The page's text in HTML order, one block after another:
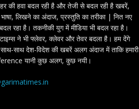
की हवा बदल रही है और तेजी से बदल रही है खबरें,
लिखने का अंदाज, प्रस्तुति का तरीका | नित नए
रहा है। तकनीकी युग में मीडिया भी बदल रहा है।
टाइम्स ने भी फ्लेवर, क्लेवर और तेवर बदला है। हम देंगे
साथ देश-विदेश की खबरें अलग अंदाज में ताकि हमारी
यानी कुछ अलग, कुछ नयी।